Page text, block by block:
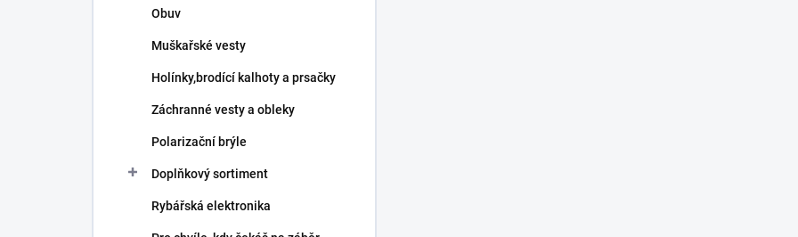
Obuv
Muškařské vesty
Holínky,brodící kalhoty a prsačky
Záchranné vesty a obleky
Polarizační brýle
Doplňkový sortiment
Rybářská elektronika